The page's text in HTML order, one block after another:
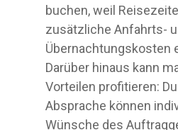
buchen, weil
zusätzliche Anfahrts-
Übernachtungskosten
Darüber hinaus kann
Vorteilen profitieren:
Absprache können
Wünsche des